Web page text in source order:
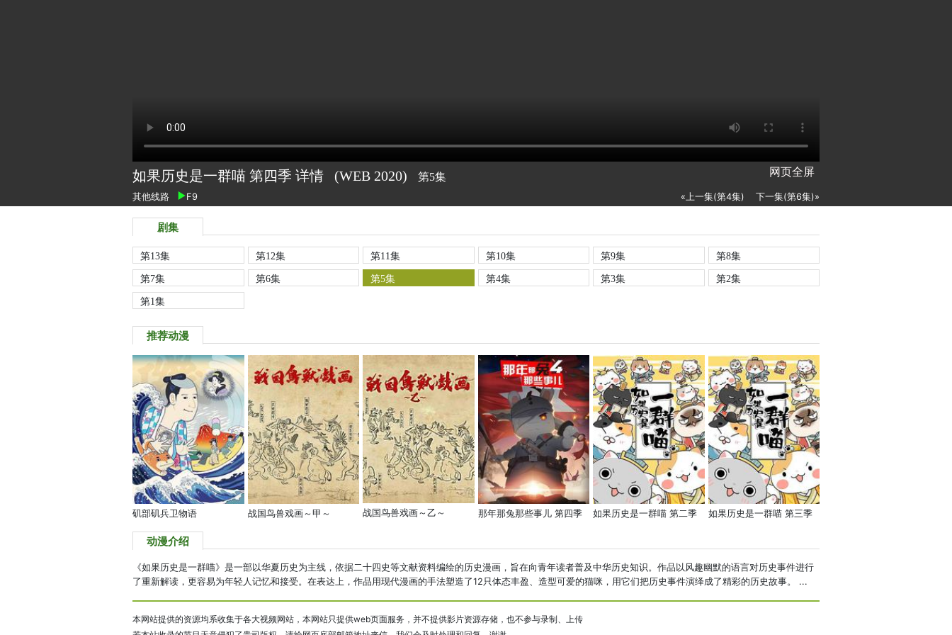
网页全屏
如果历史是一群喵 第四季 详情 (WEB 2020) 第5集
«上一集(第4集) 下一集(第6集)»
其他线路 F9
剧集
第13集 第12集 第11集 第10集 第9集
第8集
第7集
第6集 第5集 第4集 第3集
第2集
第1集
推荐动漫
矶部矶兵卫物语 战国鸟兽戏画～甲～ 战国鸟兽戏画～乙～ 那年那兔那些事儿 第四季 如果历史是一群喵 第二季 如果历史是一群喵 第三季
动漫介绍
《如果历史是一群喵》是一部以华夏历史为主线，依据二十四史等文献资料编绘的历史漫画，旨在向青年读者普及中华历史知识。作品以风趣幽默的语言对历史事件进行
了重新解读，更容易为年轻人记忆和接受。在表达上，作品用现代漫画的手法塑造了12只体态丰盈、造型可爱的猫咪，用它们把历史事件演绎成了精彩的历史故事。 ...
本网站提供的资源均系收集于各大视频网站，本网站只提供web页面服务，并不提供影片资源存储，也不参与录制、上传